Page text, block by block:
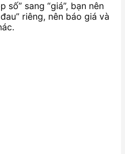
số” sang “giá”, bạn nên
riêng, nên báo giá và